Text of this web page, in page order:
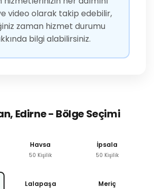
video olarak takip edebilir,
zaman hizmet durumu
bilgi alabilirsiniz.
Edirne - Bölge Seçimi
Havsa
50 Kişilik
İpsala
50 Kişilik
Lalapaşa Meriç